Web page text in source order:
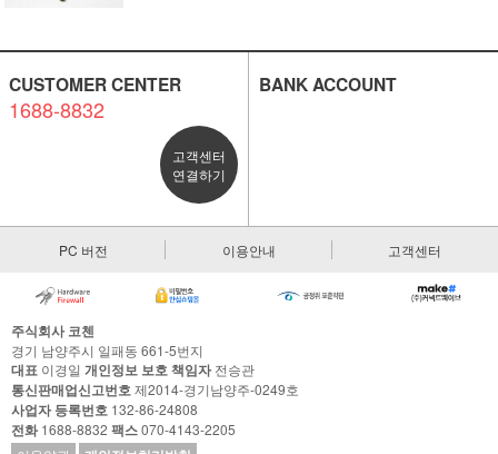
CUSTOMER CENTER
1688-8832
고객센터
연결하기
BANK ACCOUNT
PC 버전 이용안내 고객센터
주식회사 코첸
경기 남양주시 일패동 661-5번지
대표 이경일 개인정보 보호 책임자전승관
통신판매업신고번호제2014-경기남양주-0249호
사업자 등록번호 132-86-24808
전화1688-8832 팩스070-4143-2205